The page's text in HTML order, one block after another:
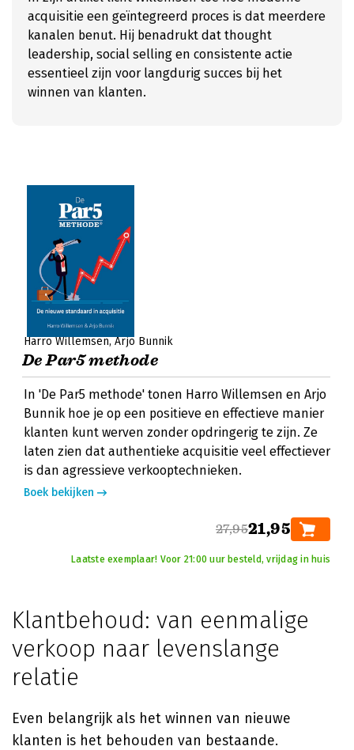
acquisitie een geïntegreerd proces is dat meerdere
kanalen benut. Hij benadrukt dat thought
leadership, social selling en consistente actie
essentieel zijn voor langdurig succes bij het
winnen van klanten.
Harro Willemsen Arjo Bunnik
De Par5 methode
In 'De Par5 methode' tonen Harro Willemsen en Arjo
Bunnik hoe je op een positieve en effectieve manier
klanten kunt werven zonder opdringerig te zijn. Ze
laten zien dat authentieke acquisitie veel effectiever
is dan agressieve verkooptechnieken.
Boek bekijken
27,9521,95
Laatste exemplaar! Voor 21:00 uur besteld, vrijdag in huis
Klantbehoud: van eenmalige
verkoop naar levenslange
relatie
Even belangrijk als het winnen van nieuwe
klanten is het behouden van bestaande.